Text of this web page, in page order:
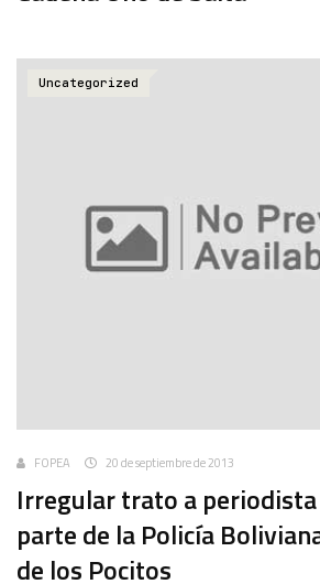
Uncategorized
FOPEA 20 de septiembre de 2013
Irregular trato a
parte de la Policía
de los Pocitos